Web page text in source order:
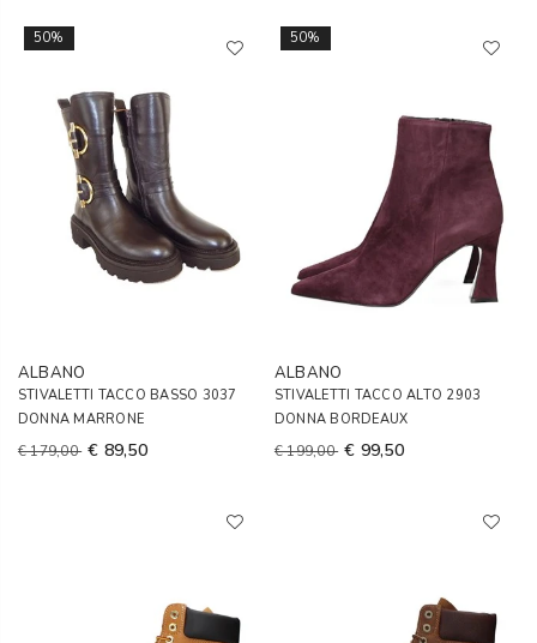
50%
ALBANO
STIVALETTI TACCO BASSO 3037
DONNA MARRONE
€ 179,00 € 89,50
50%
ALBANO
STIVALETTI TACCO ALTO 2903
DONNA BORDEAUX
€ 199,00 € 99,50